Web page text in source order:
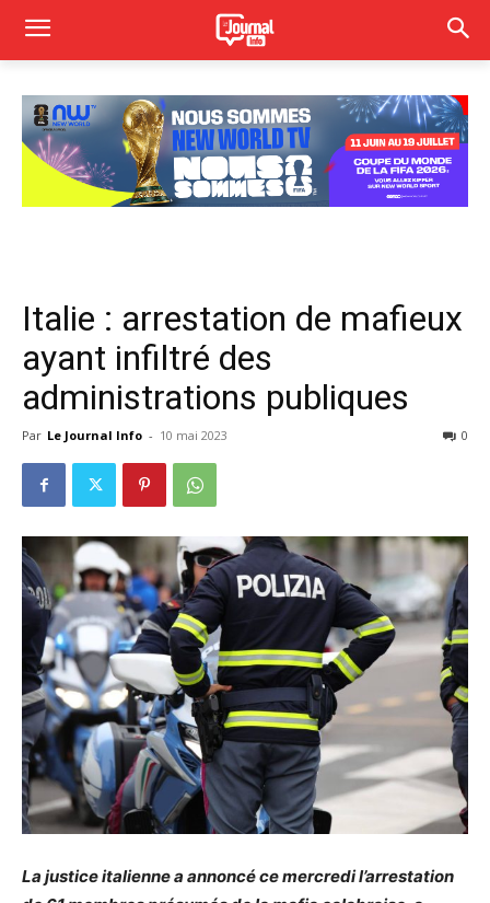
Italie : arrestation de mafieux
ayant infiltré des
administrations publiques
Par Le Journal Info - 10 mai 2023 0
La justice italienne a annoncé ce mercredi l’arrestation